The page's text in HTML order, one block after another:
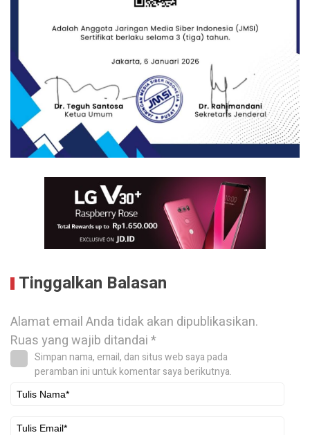
Tinggalkan Balasan
Alamat email Anda tidak akan dipublikasikan.
Ruas yang wajib ditandai*
Simpan nama, email, dan situs web saya pada
peramban ini untuk komentar saya berikutnya.